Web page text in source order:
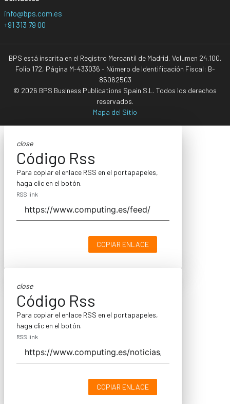
info@bps.com.es
+91 313 79 00
BPS está inscrita en el Registro Mercantil de Madrid, Volumen 24.100,
Folio 172, Página M-433036 - Número de Identificación Fiscal: B-
85062503
© 2026 BPS Business Publications Spain S.L. Todos los derechos
reservados.
Mapa del Sitio
close
Código Rss
Para copiar el enlace RSS en el portapapeles,
haga clic en el botón.
RSS link
COPIAR ENLACE
close
Código Rss
Para copiar el enlace RSS en el portapapeles,
haga clic en el botón.
RSS link
COPIAR ENLACE